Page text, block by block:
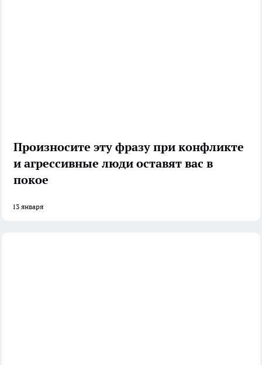
Произносите эту фразу при конфликте
и агрессивные люди оставят вас в
покое
13 января